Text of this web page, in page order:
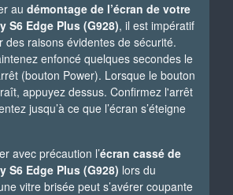
au démontage de l’écran de votre
S6 Edge Plus (G928), il est impératif
des raisons évidentes de sécurité.
enfoncé quelques secondes le
(bouton Power). Lorsque le bouton
appuyez dessus. Confirmez l'arrêt
jusqu’à ce que l’écran s’éteigne
avec précaution l’écran cassé de
S6 Edge Plus (G928) lors du
vitre brisée peut s’avérer coupante